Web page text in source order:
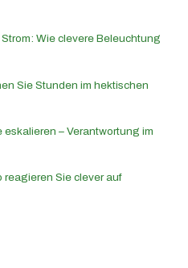
Wie clevere Beleuchtung
Sie Stunden im hektischen
– Verantwortung im
reagieren Sie clever auf